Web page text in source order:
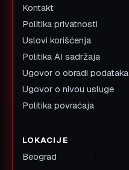
Kontakt
Politika privatnosti
Uslovi korišćenja
Politika AI sadržaja
Ugovor o obradi podataka
Ugovor o nivou usluge
Politika povraćaja
LOKACIJE
Beograd